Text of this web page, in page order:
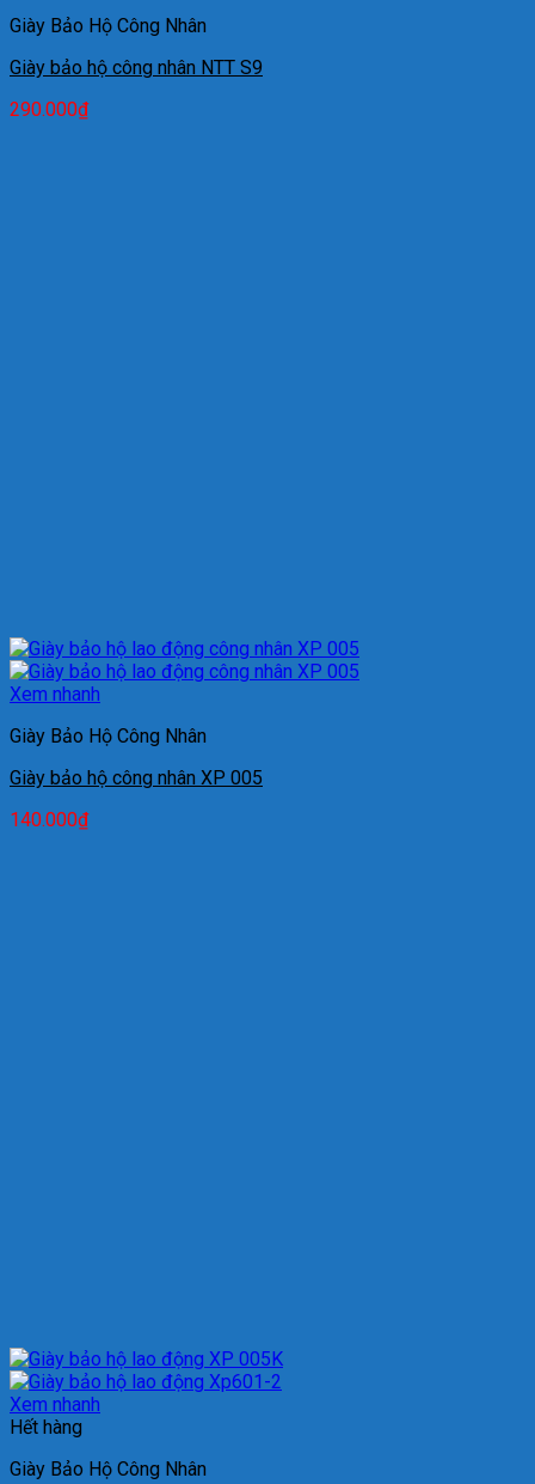
Giày Bảo Hộ Công Nhân
Giày bảo hộ công nhân NTT S9
290.000₫
Xem nhanh
Giày Bảo Hộ Công Nhân
Giày bảo hộ công nhân XP 005
140.000₫
Xem nhanh
Hết hàng
Giày Bảo Hộ Công Nhân